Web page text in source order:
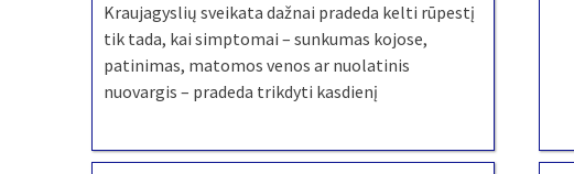
Kraujagyslių sveikata dažnai pradeda kelti rūpestį
tik tada, kai simptomai – sunkumas kojose,
patinimas, matomos venos ar nuolatinis
nuovargis – pradeda trikdyti kasdienį